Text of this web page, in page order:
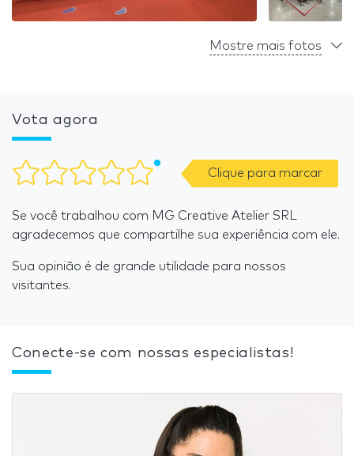
Mostre mais fotos
Vota agora
Clique para marcar
Se você trabalhou com MG Creative Atelier SRL
agradecemos que compartilhe sua experiência com ele.
Sua opinião é de grande utilidade para nossos
visitantes.
Conecte-se com nossas especialistas!